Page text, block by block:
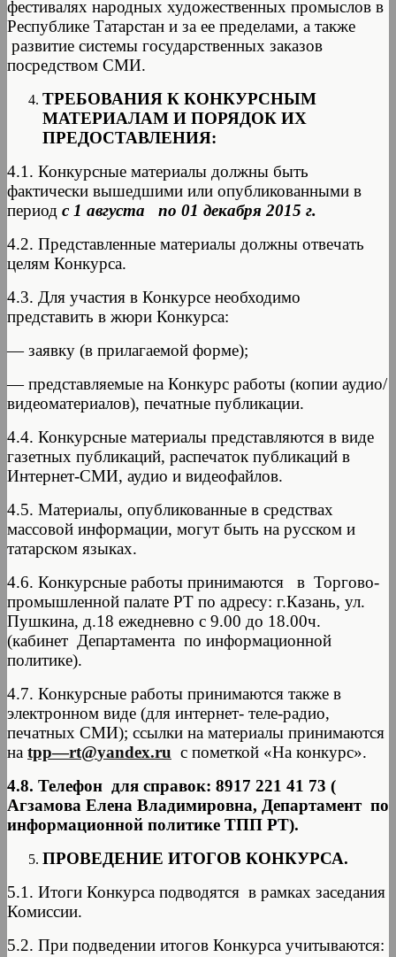
фестивалях народных художественных промыслов в
Республике Татарстан и за ее пределами, а также
развитие системы государственных заказов
посредством СМИ.
ТРЕБОВАНИЯ К КОНКУРСНЫМ
МАТЕРИАЛАМ И ПОРЯДОК ИХ
ПРЕДОСТАВЛЕНИЯ:
4.1. Конкурсные материалы должны быть
фактически вышедшими или опубликованными в
период с 1 августа по 01 декабря 2015 г.
4.2. Представленные материалы должны отвечать
целям Конкурса.
4.3. Для участия в Конкурсе необходимо
представить в жюри Конкурса:
— заявку (в прилагаемой форме);
— представляемые на Конкурс работы (копии аудио/
видеоматериалов), печатные публикации.
4.4. Конкурсные материалы представляются в виде
газетных публикаций, распечаток публикаций в
Интернет-СМИ, аудио и видеофайлов.
4.5. Материалы, опубликованные в средствах
массовой информации, могут быть на русском и
татарском языках.
4.6. Конкурсные работы принимаются в Торгово-
промышленной палате РТ по адресу: г.Казань, ул.
Пушкина, д.18 ежедневно с 9.00 до 18.00ч.
(кабинет Департамента по информационной
политике).
4.7. Конкурсные работы принимаются также в
электронном виде (для интернет- теле-радио,
печатных СМИ); ссылки на материалы принимаются
на tpp—rt@yandex.ru c пометкой «На конкурс».
4.8. Телефон для справок: 8917 221 41 73 (
Агзамова Елена Владимировна, Департамент по
информационной политике ТПП РТ).
ПРОВЕДЕНИЕ ИТОГОВ КОНКУРСА.
5.1. Итоги Конкурса подводятся в рамках заседания
Комиссии.
5.2. При подведении итогов Конкурса учитываются: